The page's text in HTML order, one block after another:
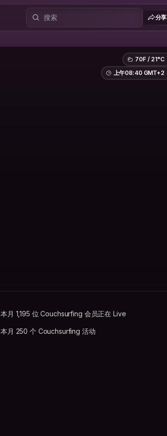
分享
70F / 21°C
上午08:40 GMT+2
本月 1,195 位 Couchsurfing 会员正在 Live
本月 250 个 Couchsurfing 活动